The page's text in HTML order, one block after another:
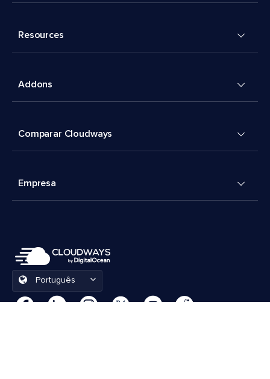
Resources
Addons
Comparar Cloudways
Empresa
Português